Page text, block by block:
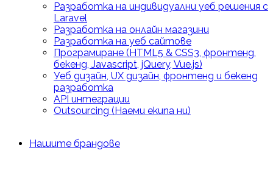
Разработка на индивидуални уеб решения с
Laravel
Разработка на онлайн магазини
Разработка на уеб сайтове
Програмиране (HTML5 & CSS3, фронтенд,
бекенд, Javascript, jQuery, Vue.js)
Уеб дизайн, UX дизайн, фронтенд и бекенд
разработка
API интеграции
Outsourcing (Наеми екипа ни)
Нашите брандове